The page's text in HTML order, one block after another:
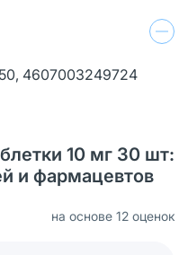
4607003249724
10 мг 30 шт:
и фармацевтов
на основе 12 оценок